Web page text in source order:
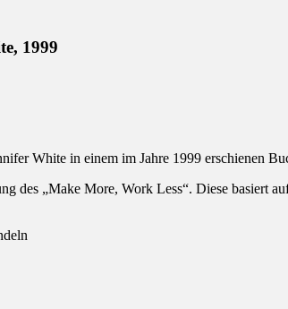
1999
White in einem im Jahre 1999 erschienen
des „Make More, Work Less“. Diese basiert